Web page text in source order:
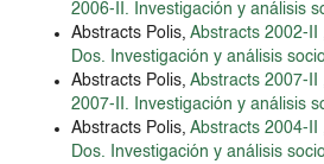
2006-II. Investigación y análisis
Abstracts Polis, Abstracts 2002-II
Dos. Investigación y análisis
Abstracts Polis, Abstracts 2007-II
2007-II. Investigación y análisis
Abstracts Polis, Abstracts 2004-II
Dos. Investigación y análisis